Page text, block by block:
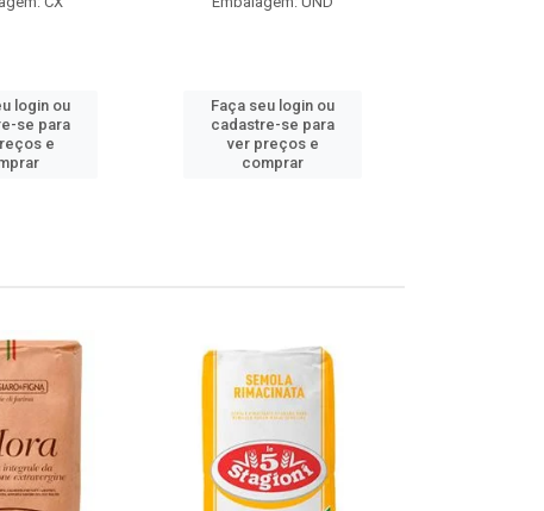
login ou
se para
e
Faça seu login ou
cadastre-se para
ver preços e
comprar